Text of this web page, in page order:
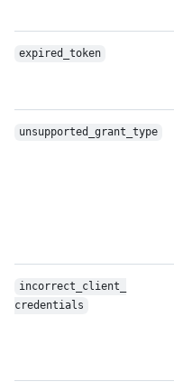
expired_token
unsupported_grant_ type
incorrect_client_
credentials